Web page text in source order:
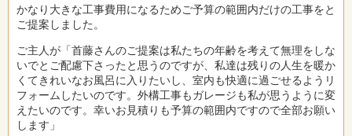
かなり大きな工事費用になるためご予算の範囲内だけの工事をと
ご提案しました。
ご主人が「首藤さんのご提案は私たちの年齢を考えて無理をしな
いでとご配慮下さったと思うのですが、私達は残りの人生を暖か
くてきれいなお風呂に入りたいし、室内も快適に過ごせるようリ
フォームしたいのです。外構工事もガレージも私が思うように変
えたいのです。幸いお見積りも予算の範囲内ですので全部お願い
します」